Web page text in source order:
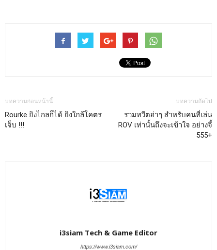
บทความก่อนหน้านี้
Rourke ยิงไกลก็ได้ ยิงใกล้โคตร
เจ็บ !!!
บทความถัดไป
รวมทวีตฮ่าๆ สำหรับคนที่เล่น
ROV เท่านั้นถึงจะเข้าใจ อย่างจี้
555+
i3siam Tech & Game Editor
https://www.i3siam.com/